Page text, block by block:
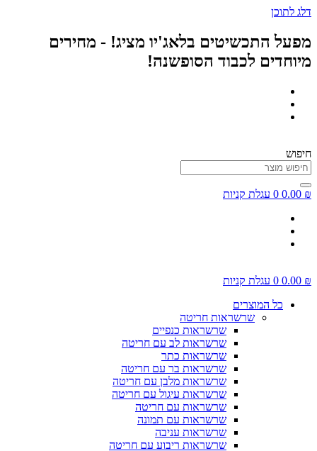
דלג לתוכן
מפעל התכשיטים בלאג'יו מציג! - מחירים
מיוחדים לכבוד הסופשנה!
חיפוש
0.00 ₪
0 עגלת קניות
0.00 ₪
0 עגלת קניות
כל המוצרים
שרשראות חריטה
שרשראות כנפיים
שרשראות לב עם חריטה
שרשראות כתר
שרשראות בר עם חריטה
שרשראות מלבן עם חריטה
שרשראות עיגול עם חריטה
שרשראות עם חריטה
שרשראות עם תמונה
שרשראות עניבה
שרשראות ריבוע עם חריטה